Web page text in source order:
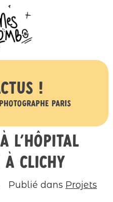
!
Paris
l’hôpital
à Clichy
Publié dans Projets